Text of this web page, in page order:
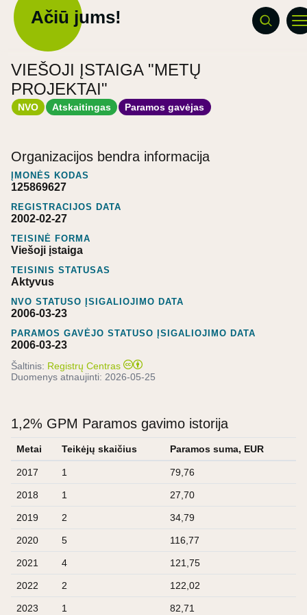
Ačiū jums!
VIEŠOJI ĮSTAIGA "METŲ
PROJEKTAI"
NVO Atskaitingas Paramos gavėjas
Organizacijos bendra informacija
ĮMONĖS KODAS
125869627
REGISTRACIJOS DATA
2002-02-27
TEISINĖ FORMA
Viešoji įstaiga
TEISINIS STATUSAS
Aktyvus
NVO STATUSO ĮSIGALIOJIMO DATA
2006-03-23
PARAMOS GAVĖJO STATUSO ĮSIGALIOJIMO DATA
2006-03-23
Šaltinis: Registrų Centras
Duomenys atnaujinti: 2026-05-25
1,2% GPM Paramos gavimo istorija
Metai Teikėjų skaičius Paramos suma, EUR
2017 1 79,76
2018 1 27,70
2019 2 34,79
2020 5 116,77
2021 4 121,75
2022 2 122,02
2023 1 82,71